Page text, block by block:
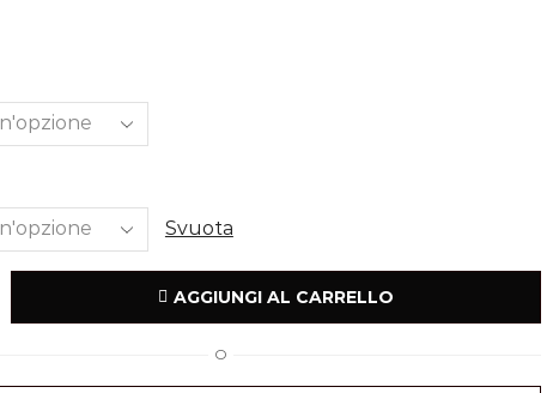
Svuota
AGGIUNGI AL CARRELLO
O